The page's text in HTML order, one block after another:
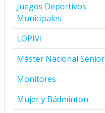
Juegos Deportivos
Municipales
LOPIVI
Máster Nacional Sénior
Monitores
Mujer y Bádminton